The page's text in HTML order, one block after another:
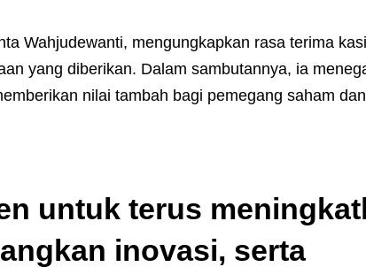
Wahjudewanti, mengungkapkan rasa terima
yang diberikan. Dalam sambutannya, ia
nilai tambah bagi pemegang saham dan
untuk terus
inovasi, serta